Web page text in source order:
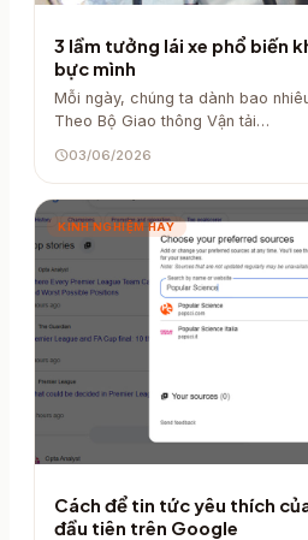
3 lầm tưởng lái xe phổ biến
bực mình
Mỗi ngày, chúng ta dành bao
Theo Bộ Giao thông Vận tải…
schedule03/06/2026
KINH NGHIỆM HAY
Cách để tin tức yêu thích
đầu tiên trên Google